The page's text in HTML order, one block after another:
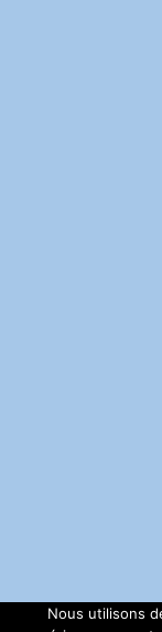
Nous utilisons